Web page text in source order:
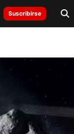
Suscribirse